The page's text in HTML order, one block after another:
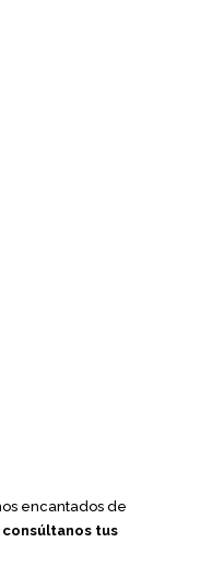
encantados de
consúltanos tus